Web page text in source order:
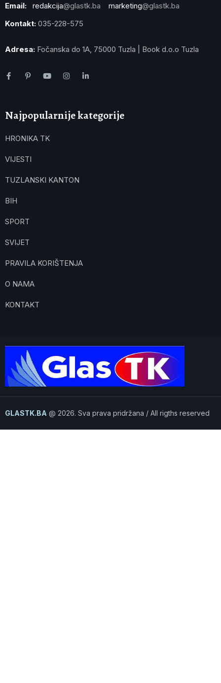
Email: redakcija@glastk.ba marketing@glastk.ba
Kontakt: 035-228-575
Adresa: Fočanska do 1A, 75000 Tuzla | Book d.o.o Tuzla
Najpopularnije kategorije
HRONIKA TK
VIJESTI
TUZLANSKI KANTON
BIH
SPORT
SVIJET
PRAVILA KORIŠTENJA
O NAMA
KONTAKT
GLASTK.BA @ 2026. Sva prava pridržana / All rigths reserved